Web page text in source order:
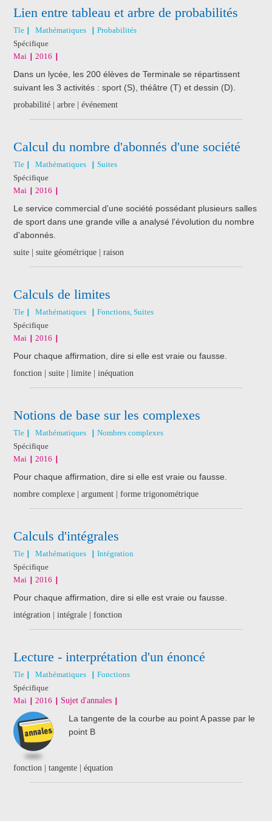
Lien entre tableau et arbre de probabilités
Tle Mathématiques
Probabilités
Spécifique
Mai
2016
Dans un lycée, les 200 élèves de Terminale se répartissent
suivant les 3 activités : sport (S), théâtre (T) et dessin (D).
probabilité | arbre | événement
Calcul du nombre d'abonnés d'une société
Tle Mathématiques
Suites
Spécifique
Mai
2016
Le service commercial d'une société possédant plusieurs salles
de sport dans une grande ville a analysé l'évolution du nombre
d'abonnés.
suite | suite géométrique | raison
Calculs de limites
Tle Mathématiques
Fonctions, Suites
Spécifique
Mai
2016
Pour chaque affirmation, dire si elle est vraie ou fausse.
fonction | suite | limite | inéquation
Notions de base sur les complexes
Tle Mathématiques
Nombres complexes
Spécifique
Mai
2016
Pour chaque affirmation, dire si elle est vraie ou fausse.
nombre complexe | argument | forme trigonométrique
Calculs d'intégrales
Tle Mathématiques
Intégration
Spécifique
Mai
2016
Pour chaque affirmation, dire si elle est vraie ou fausse.
intégration | intégrale | fonction
Lecture - interprétation d'un énoncé
Tle Mathématiques
Fonctions
Spécifique
Mai
2016 Sujet d'annales
La tangente de la courbe au point A passe par le
point B
fonction | tangente | équation